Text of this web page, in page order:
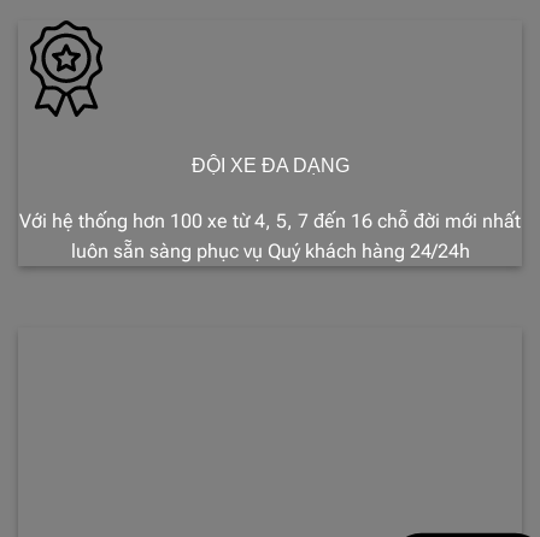
ĐỘI XE ĐA DẠNG
Với hệ thống hơn 100 xe từ 4, 5, 7 đến 16 chỗ đời mới nhất
luôn sẵn sàng phục vụ Quý khách hàng 24/24h